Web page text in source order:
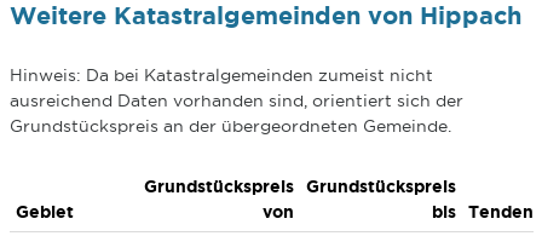
Weitere Katastralgemeinden von Hippach
Hinweis: Da bei Katastralgemeinden zumeist nicht
ausreichend Daten vorhanden sind, orientiert sich der
Grundstückspreis an der übergeordneten Gemeinde.
Gebiet
Grundstückspreis
von
Grundstückspreis
bis
Tendenz